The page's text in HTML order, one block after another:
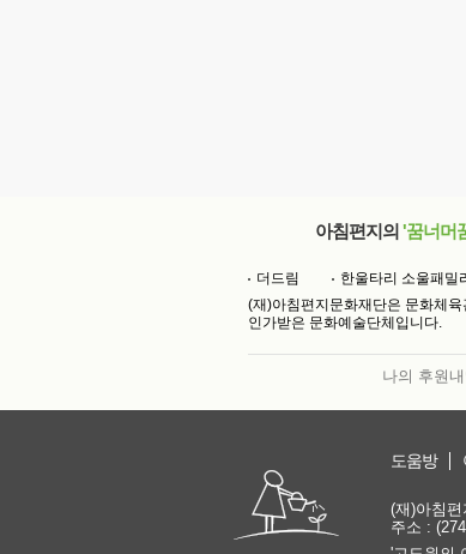
아침편지의 '꿈너머
더드림
한울타리 소울패밀
(재)아침편지문화재단은 문화체육
인가받은 문화예술단체입니다.
나의 후원
도움방
(재)아침
주소 :